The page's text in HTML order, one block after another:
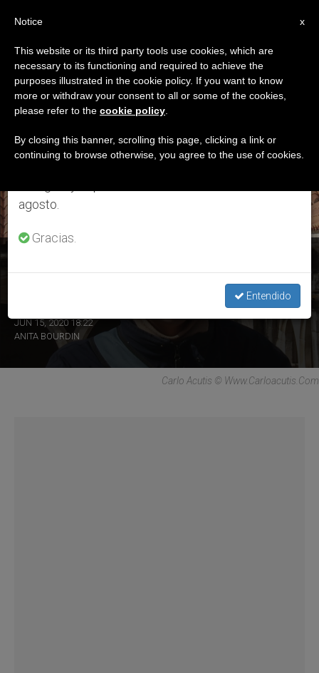
ETIQUETA
Posts Tagged ‘Mons.
Domenico Sorrentino’
ÚLTIMAS NOTICIAS
octubre
JUN 15, 2020 18:22
ANITA BOURDIN
Carlo Acutis © Www.carloacutis.com
×
Aviso importante
Del 27 de julio al 7 de agosto haremos la pausa
anual, aprovechando que en el periodo de verano
se generan menos informaciones y también el
agosto.
Gracias.
Entendido
x
Notice
This website or its third party tools use cookies, which are
necessary to its functioning and required to achieve the
purposes illustrated in the cookie policy. If you want to know
more or withdraw your consent to all or some of the cookies,
please refer to the cookie policy
By closing this banner, scrolling this page, clicking a link or
continuing to browse otherwise, you agree to the use of cookies.